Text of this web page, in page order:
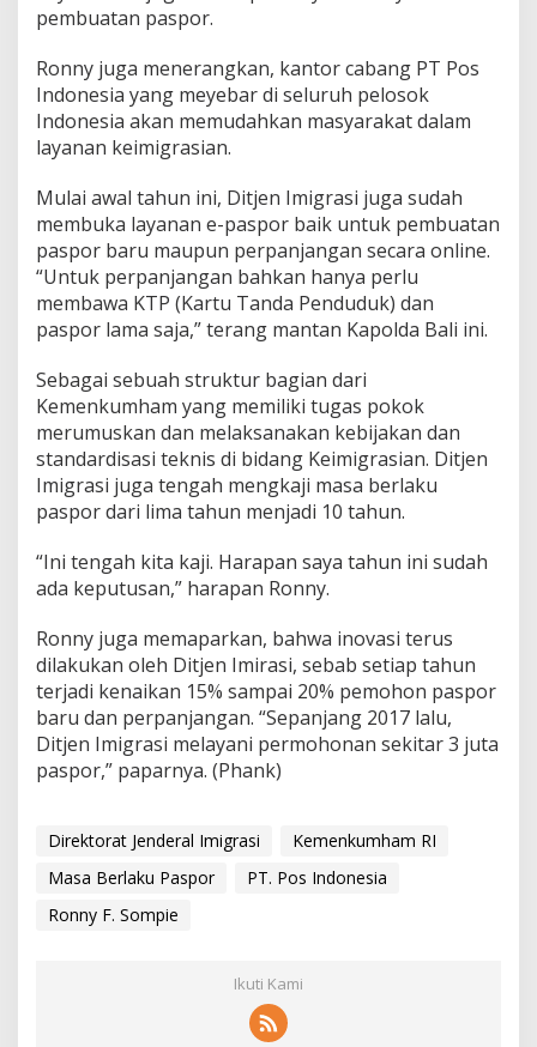
pembuatan paspor.
Ronny juga menerangkan, kantor cabang PT Pos
Indonesia yang meyebar di seluruh pelosok
Indonesia akan memudahkan masyarakat dalam
layanan keimigrasian.
Mulai awal tahun ini, Ditjen Imigrasi juga sudah
membuka layanan e-paspor baik untuk pembuatan
paspor baru maupun perpanjangan secara online.
“Untuk perpanjangan bahkan hanya perlu
membawa KTP (Kartu Tanda Penduduk) dan
paspor lama saja,” terang mantan Kapolda Bali ini.
Sebagai sebuah struktur bagian dari
Kemenkumham yang memiliki tugas pokok
merumuskan dan melaksanakan kebijakan dan
standardisasi teknis di bidang Keimigrasian. Ditjen
Imigrasi juga tengah mengkaji masa berlaku
paspor dari lima tahun menjadi 10 tahun.
“Ini tengah kita kaji. Harapan saya tahun ini sudah
ada keputusan,” harapan Ronny.
Ronny juga memaparkan, bahwa inovasi terus
dilakukan oleh Ditjen Imirasi, sebab setiap tahun
terjadi kenaikan 15% sampai 20% pemohon paspor
baru dan perpanjangan. “Sepanjang 2017 lalu,
Ditjen Imigrasi melayani permohonan sekitar 3 juta
paspor,” paparnya. (Phank)
Direktorat Jenderal Imigrasi
Kemenkumham RI
Masa Berlaku Paspor
PT. Pos Indonesia
Ronny F. Sompie
Ikuti Kami